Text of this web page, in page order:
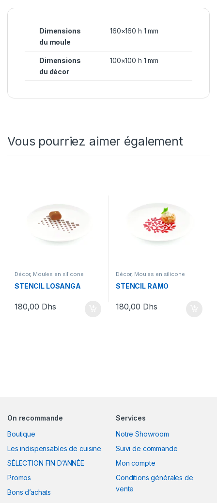
Dimensions
du moule
160×160 h 1 mm
Dimensions
du décor
100×100 h 1 mm
Vous pourriez aimer également
Décor, Moules en silicone
STENCIL LOSANGA
180,00 Dhs
Décor, Moules en silicone
STENCIL RAMO
180,00 Dhs
On recommande
Boutique
Les indispensables de cuisine
SÉLECTION FIN D’ANNÉE
Promos
Bons d’achats
Services
Notre Showroom
Suivi de commande
Mon compte
Conditions générales de
vente